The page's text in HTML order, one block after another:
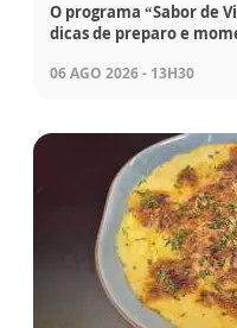
O programa “Sabor de
dicas de preparo e
06 AGO 2026 - 13H30